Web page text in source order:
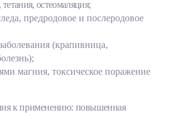
тетания, остеомаляция;
предродовое и послеродовое
(крапивница,
магния, токсическое поражение
к применению: повышенная